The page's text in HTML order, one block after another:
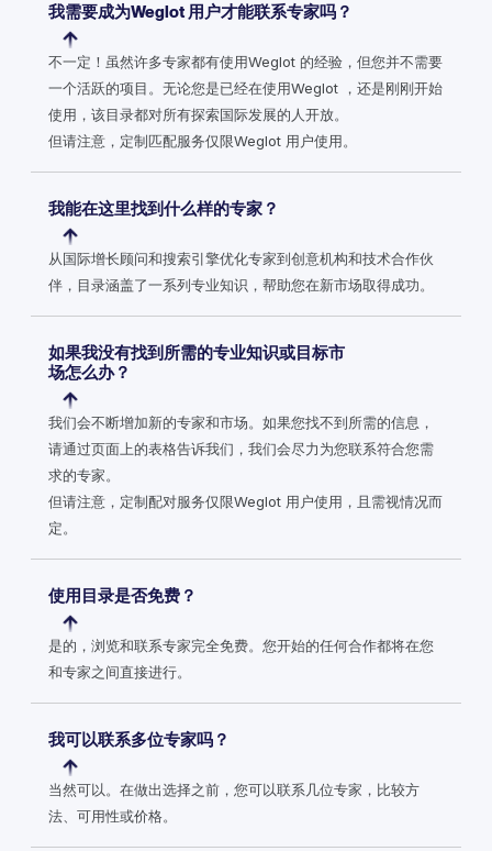
我需要成为Weglot 用户才能联系专家吗？
不一定！虽然许多专家都有使用Weglot 的经验，但您并不需要
一个活跃的项目。无论您是已经在使用Weglot ，还是刚刚开始
使用，该目录都对所有探索国际发展的人开放。
但请注意，定制匹配服务仅限Weglot 用户使用。
我能在这里找到什么样的专家？
从国际增长顾问和搜索引擎优化专家到创意机构和技术合作伙
伴，目录涵盖了一系列专业知识，帮助您在新市场取得成功。
如果我没有找到所需的专业知识或目标市
场怎么办？
我们会不断增加新的专家和市场。如果您找不到所需的信息，
请通过页面上的表格告诉我们，我们会尽力为您联系符合您需
求的专家。
但请注意，定制配对服务仅限Weglot 用户使用，且需视情况而
定。
使用目录是否免费？
是的，浏览和联系专家完全免费。您开始的任何合作都将在您
和专家之间直接进行。
我可以联系多位专家吗？
当然可以。在做出选择之前，您可以联系几位专家，比较方
法、可用性或价格。